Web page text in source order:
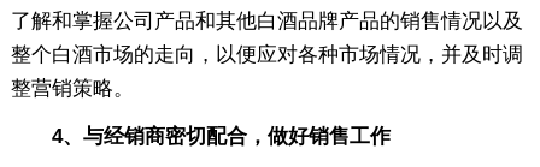
了解和掌握公司产品和其他白酒品牌产品的销售情况以及
整个白酒市场的走向，以便应对各种市场情况，并及时调
整营销策略。
4、与经销商密切配合，做好销售工作